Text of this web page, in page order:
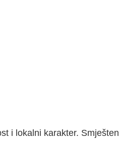
i lokalni karakter.